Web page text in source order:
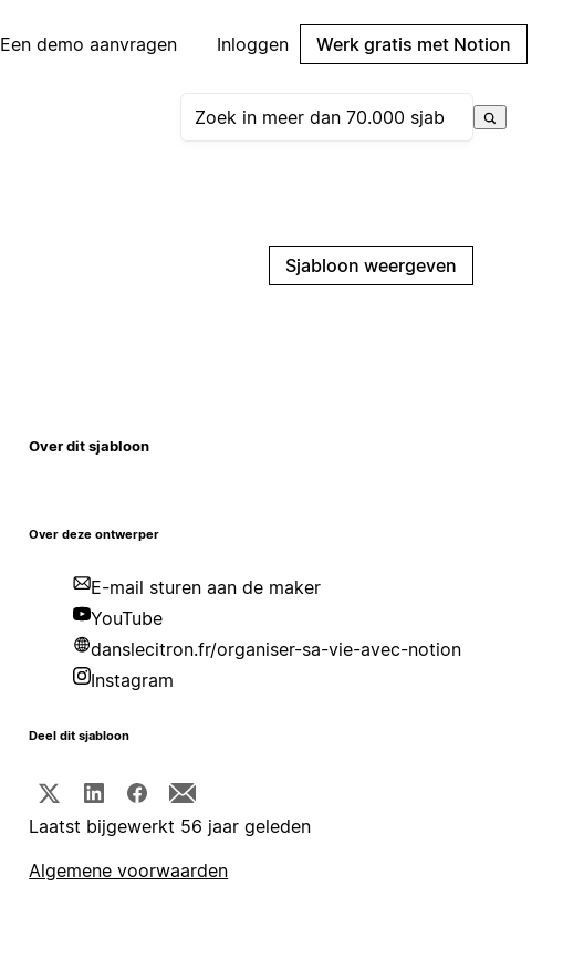
Een demo aanvragen Inloggen Werk gratis met Notion
Sjabloon weergeven
Over dit sjabloon
Over deze ontwerper
E-mail sturen aan de maker
YouTube
danslecitron.fr/organiser-sa-vie-avec-notion
Instagram
Deel dit sjabloon
Laatst bijgewerkt 56 jaar geleden
Algemene voorwaarden